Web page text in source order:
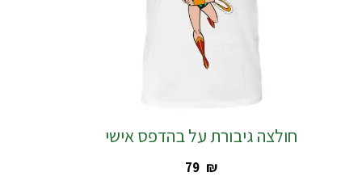
חולצה גיבורת על בהדפס אישי
‎79 ₪